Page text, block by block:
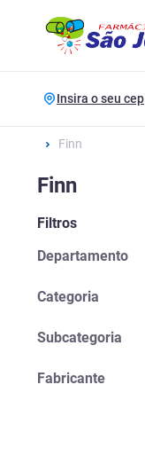
Insira o seu cep
Finn
Finn
Filtros
Departamento
Nutrição Saudável
Categoria
Alimentos Diet
Subcategoria
Adoçantes
Fabricante